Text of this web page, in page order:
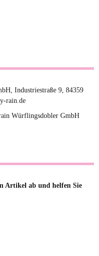
Industriestraße 9, 84359
rain.de
Würflingsdobler GmbH
Artikel ab und helfen Sie